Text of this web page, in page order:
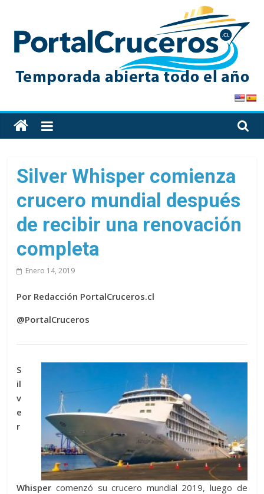
content
PortalCruceros
Toda
la
de
cruceros
en
solo
Silver Whisper comienza
crucero mundial después
de recibir una renovación
completa
Enero 14, 2019
Por Redacción PortalCruceros.cl
@PortalCruceros
S
il
v
e
r
Whisper comenzó su crucero mundial 2019, luego de